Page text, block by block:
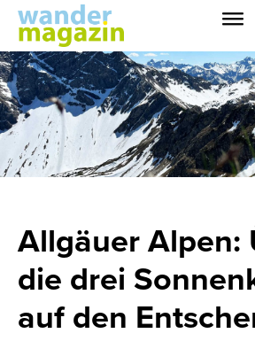
Allgäuer Alpen:
die drei
auf den